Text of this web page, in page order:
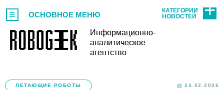
Информационно-
аналитическое
агентство
ОСНОВНОЕ МЕНЮ
КАТЕГОРИИ
НОВОСТЕЙ
ЛЕТАЮЩИЕ РОБОТЫ 24.02.2026